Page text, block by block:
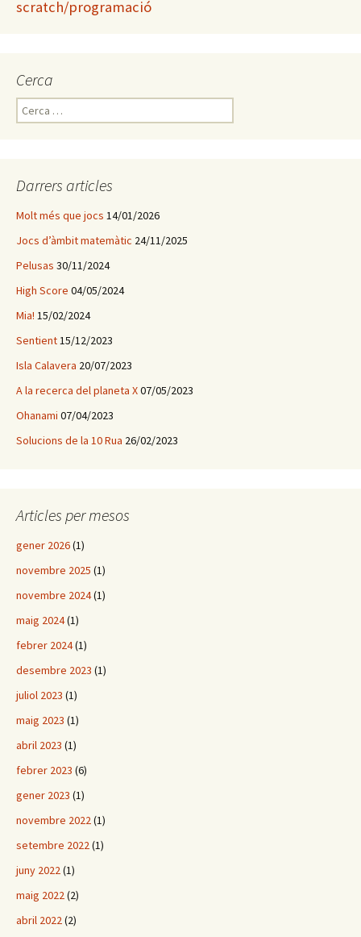
scratch/programació
Cerca
e
:Darrers articles
Molt més que jocs 14/01/2026
Jocs d’àmbit matemàtic 24/11/2025
Pelusas 30/11/2024
High Score 04/05/2024
Mia! 15/02/2024
Sentient15/12/2023
Isla Calavera 20/07/2023
A la recerca del planeta X07/05/2023
Ohanami 07/04/2023
Solucions de la 10 Rua 26/02/2023
Articles per mesos
gener 2026(1)
novembre 2025 (1)
novembre 2024(1)
maig 2024(1)
febrer 2024(1)
desembre 2023 (1)
juliol 2023 (1)
maig 2023 (1)
abril 2023 (1)
febrer 2023 (6)
gener 2023 (1)
novembre 2022(1)
setembre 2022(1)
juny 2022(1)
maig 2022(2)
abril 2022(2)